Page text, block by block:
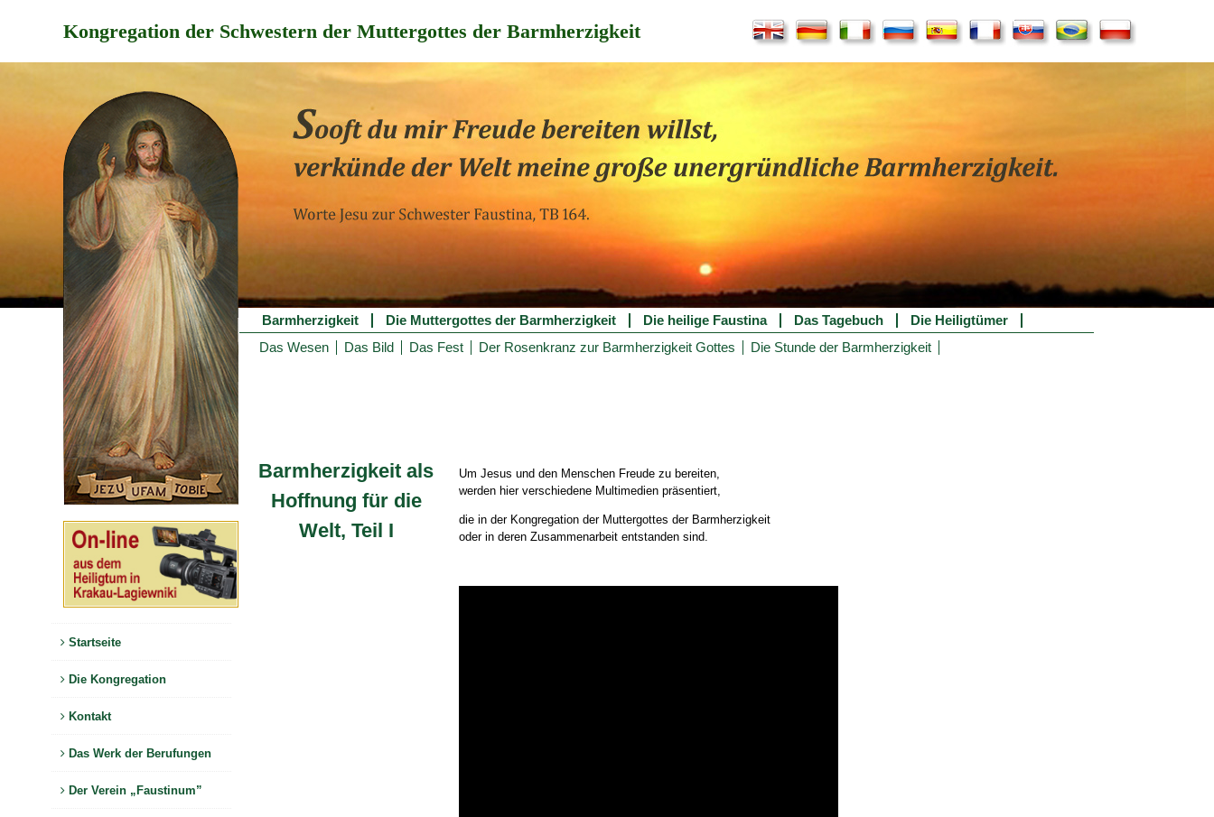
Kongregation der Schwestern der Muttergottes der Barmherzigkeit
Startseite
Die Kongregation
Kontakt
Das Werk der Berufungen
Der Verein „Faustinum”
Barmherzigkeit Die Muttergottes der Barmherzigkeit Die heilige Faustina Das Tagebuch
Die Heiligtümer
Das Wesen
Das Bild Das Fest Der Rosenkranz zur Barmherzigkeit Gottes Die Stunde der Barmherzigkeit
Barmherzigkeit als
Hoffnung für die
Welt, Teil I
Um Jesus und den Menschen Freude zu bereiten,
werden hier verschiedene Multimedien präsentiert,
die in der Kongregation der Muttergottes der Barmherzigkeit
oder in deren Zusammenarbeit entstanden sind.